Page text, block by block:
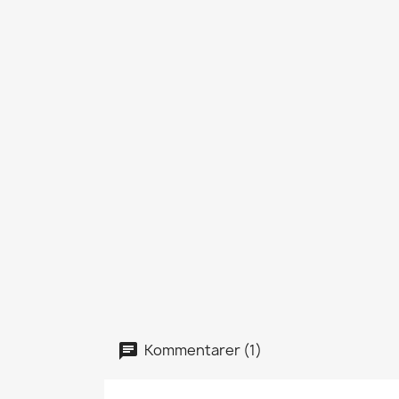
Kommentarer (1)